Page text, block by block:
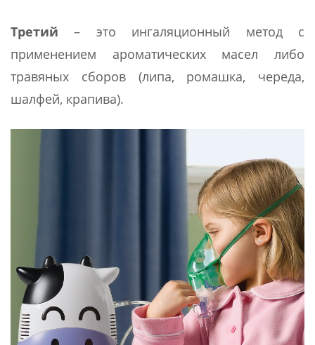
Третий – это ингаляционный метод с
применением ароматических масел либо
травяных сборов (липа, ромашка, череда,
шалфей, крапива).